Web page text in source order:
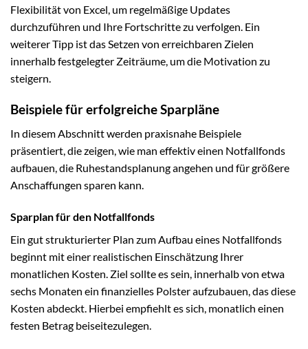
Flexibilität von Excel, um regelmäßige Updates
durchzuführen und Ihre Fortschritte zu verfolgen. Ein
weiterer Tipp ist das Setzen von erreichbaren Zielen
innerhalb festgelegter Zeiträume, um die Motivation zu
steigern.
Beispiele für erfolgreiche Sparpläne
In diesem Abschnitt werden praxisnahe Beispiele
präsentiert, die zeigen, wie man effektiv einen Notfallfonds
aufbauen, die Ruhestandsplanung angehen und für größere
Anschaffungen sparen kann.
Sparplan für den Notfallfonds
Ein gut strukturierter Plan zum Aufbau eines Notfallfonds
beginnt mit einer realistischen Einschätzung Ihrer
monatlichen Kosten. Ziel sollte es sein, innerhalb von etwa
sechs Monaten ein finanzielles Polster aufzubauen, das diese
Kosten abdeckt. Hierbei empfiehlt es sich, monatlich einen
festen Betrag beiseitezulegen.